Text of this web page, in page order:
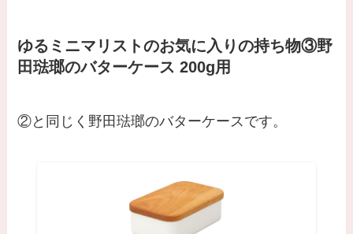
ゆるミニマリストのお気に入りの持ち物③野
田琺瑯のバターケース 200g用
②と同じく野田琺瑯のバターケースです。